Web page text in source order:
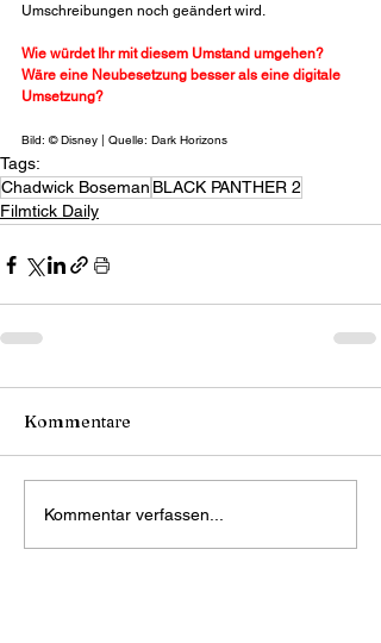
Umschreibungen noch geändert wird.
Wie würdet Ihr mit diesem Umstand umgehen?
Wäre eine Neubesetzung besser als eine digitale
Umsetzung?
Bild: © Disney | Quelle: Dark Horizons
Tags:
Chadwick Boseman BLACK PANTHER 2
Filmtick Daily
Kommentare
Kommentar verfassen...